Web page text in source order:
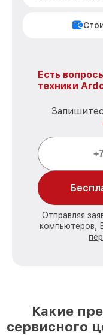
Есть
техники
Отправляя
компьютеров,
Какие
сервисного